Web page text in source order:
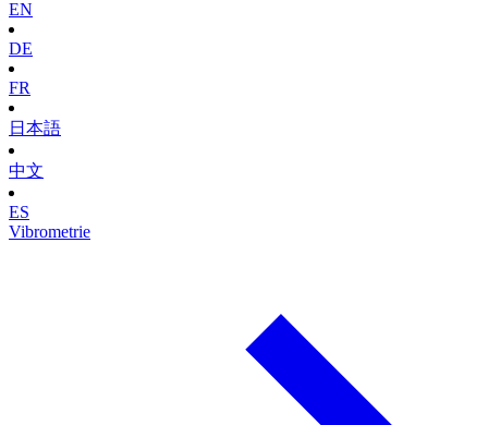
EN
DE
FR
日本語
中文
ES
Vibrometrie